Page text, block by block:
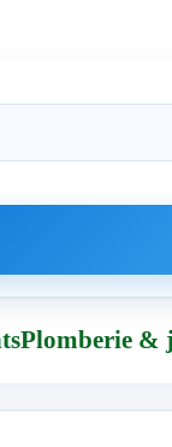
Plomberie &